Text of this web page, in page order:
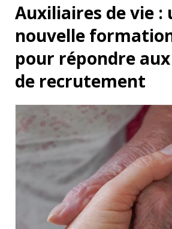
Auxiliaires de vie :
nouvelle
pour répondre
de recrutement